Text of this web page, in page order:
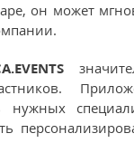
он может
.EVENTS
нужных